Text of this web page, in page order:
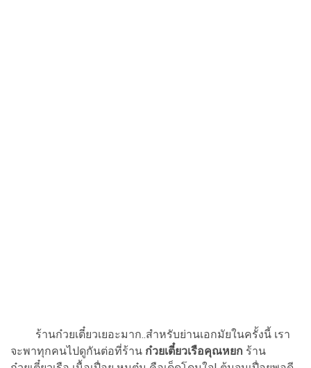
ร้านก๋วยเตี๋ยวเยอะมาก..สำหรับย่านเอกมัยในครั้งนี้ เรา
จะพาทุกคนไปดูกันต่อที่ร้าน ก๋วยเตี๋ยวเรือคุณหยก ร้าน